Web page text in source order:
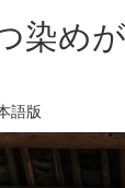
染め
語版